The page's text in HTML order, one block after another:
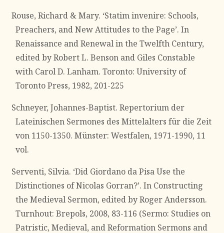
Rouse, Richard & Mary. ‘Statim invenire: Schools,
Preachers, and New Attitudes to the Page’. In
Renaissance and Renewal in the Twelfth Century,
edited by Robert L. Benson and Giles Constable
with Carol D. Lanham. Toronto: University of
Toronto Press, 1982, 201-225
Schneyer, Johannes-Baptist. Repertorium der
Lateinischen Sermones des Mittelalters für die Zeit
von 1150-1350. Münster: Westfalen, 1971-1990, 11
vol.
Serventi, Silvia. ‘Did Giordano da Pisa Use the
Distinctiones of Nicolas Gorran?’. In Constructing
the Medieval Sermon, edited by Roger Andersson.
Turnhout: Brepols, 2008, 83-116 (Sermo: Studies on
Patristic, Medieval, and Reformation Sermons and